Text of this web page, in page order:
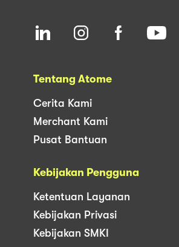
Tentang Atome
Cerita Kami
Merchant Kami
Pusat Bantuan
Kebijakan Pengguna
Ketentuan Layanan
Kebijakan Privasi
Kebijakan SMKI